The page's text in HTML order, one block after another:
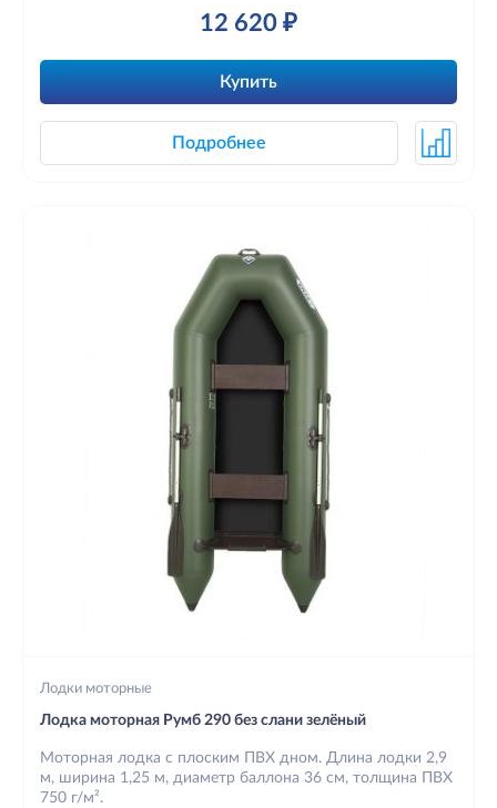
12 620 ₽
Купить
Подробнее
Лодки моторные
Лодка моторная Румб 290 без слани зелёный
Моторная лодка с плоским ПВХ дном. Длина лодки 2,9
м, ширина 1,25 м, диаметр баллона 36 см, толщина ПВХ
750 г/м².